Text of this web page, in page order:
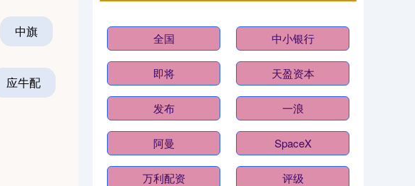
中旗
应牛配
全国 中小银行
即将 天盈资本
发布 一浪
阿曼 SpaceX
万利配资 评级